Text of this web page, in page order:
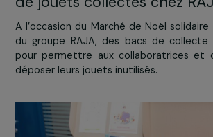
Une opération réussie :